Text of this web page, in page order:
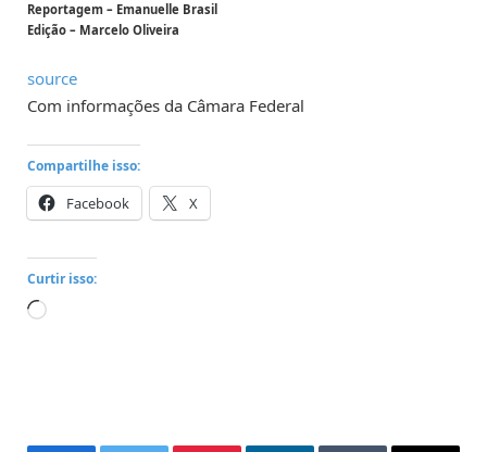
Reportagem – Emanuelle Brasil
Edição – Marcelo Oliveira
source
Com informações da Câmara Federal
Compartilhe isso:
Facebook X
Curtir isso:
Carregando...